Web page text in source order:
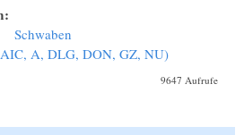
Schwaben
A, DLG, DON, GZ, NU)
9647 Aufrufe